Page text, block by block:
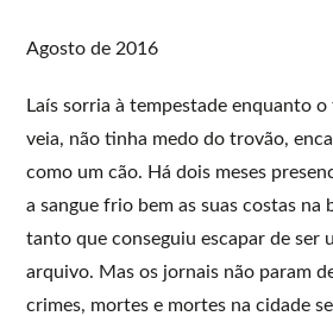
Agosto de 2016
Laís sorria à tempestade enquanto
veia, não tinha medo do trovão,
como um cão. Há dois meses
a sangue frio bem as suas costas na
tanto que conseguiu escapar de ser
arquivo. Mas os jornais não param
crimes, mortes e mortes na cidade